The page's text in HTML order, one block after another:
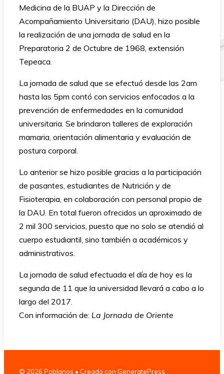
Medicina de la BUAP y la Dirección de
Acompañamiento Universitario (DAU), hizo posible
la realización de una jornada de salud en la
Preparatoria 2 de Octubre de 1968, extensión
Tepeaca.
La jornada de salud que se efectuó desde las 2am
hasta las 5pm contó con servicios enfocados a la
prevención de enfermedades en la comunidad
universitaria. Se brindaron talleres de exploración
mamaria, orientación alimentaria y evaluación de
postura corporal.
Lo anterior se hizo posible gracias a la participación
de pasantes, estudiantes de Nutrición y de
Fisioterapia, en colaboración con personal propio de
la DAU. En total fueron ofrecidos un aproximado de
2 mil 300 servicios, puesto que no solo se atendió al
cuerpo estudiantil, sino también a académicos y
administrativos.
La jornada de salud efectuada el día de hoy es la
segunda de 11 que la universidad llevará a cabo a lo
largo del 2017.
Con información de: La Jornada de Oriente
© 2026 Poblanos • Creado con GeneratePress